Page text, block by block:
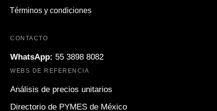
Términos y condiciones
CONTACTO
WhatsApp: 55 3898 8082
WEBS DE REFERENCIA
Análisis de precios unitarios
Directorio de PYMES de México